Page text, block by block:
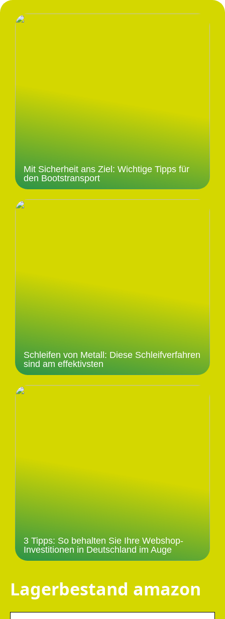
Mit Sicherheit ans Ziel: Wichtige Tipps für
den Bootstransport
Schleifen von Metall: Diese Schleifverfahren
sind am effektivsten
3 Tipps: So behalten Sie Ihre Webshop-
Investitionen in Deutschland im Auge
Lagerbestand amazon